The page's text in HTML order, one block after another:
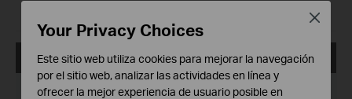
Archer TXE70UH(EU)_V1_5001.19_Win10Win11
Fecha de Publicación:2023-12-29
Your Privacy Choices
Este sitio web utiliza cookies para mejorar la navegación
por el sitio web, analizar las actividades en línea y
ofrecer la mejor experiencia de usuario posible en
Close